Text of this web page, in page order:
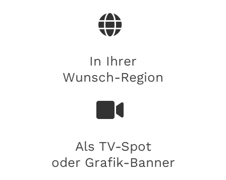
In Ihrer
Wunsch-Region
Als TV-Spot
oder Grafik-Banner